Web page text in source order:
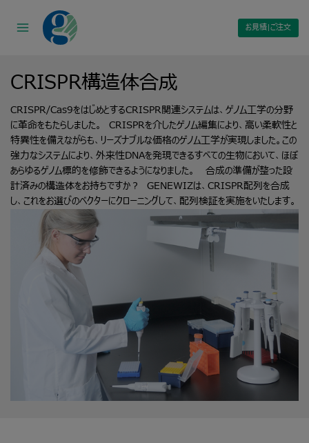
お見積|ご注文
CRISPR構造体合成
CRISPR/Cas9をはじめとするCRISPR関連システムは、ゲノム工学の分野
に革命をもたらしました。 CRISPRを介したゲノム編集により、高い柔軟性と
特異性を備えながらも、リーズナブルな価格のゲノム工学が実現しました。この
強力なシステムにより、外来性DNAを発現できるすべての生物において、ほぼ
あらゆるゲノム標的を修飾できるようになりました。 合成の準備が整った設
計済みの構造体をお持ちですか？ GENEWIZは、CRISPR配列を合成
し、これをお選びのベクターにクローニングして、配列検証を実施をいたします。